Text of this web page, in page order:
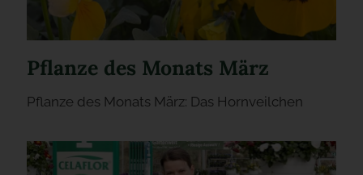
Pflanze des Monats März
Pflanze des Monats März: Das Hornveilchen